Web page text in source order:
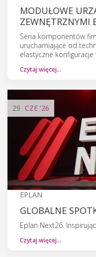
MODUŁOWE
ZEWNĘTRZNYMI
Seria komponentów
uruchamiające od
elastyczne
Czytaj więcej…
29 CZE '26
EPLAN
GLOBALNE
Eplan Next26.
Czytaj więcej…